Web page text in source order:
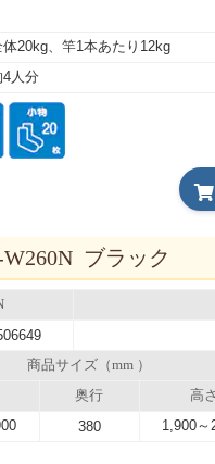
体20kg、竿1本あたり12kg
4人分
ブラック
商品サイズ（mm ）
奥行 高さ
380 1,900～